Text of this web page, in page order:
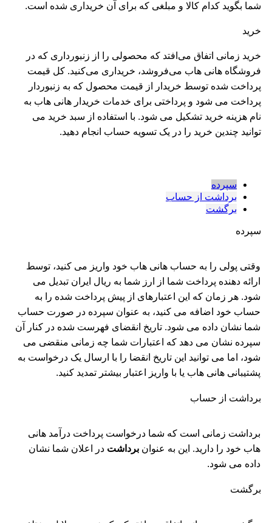
شما بگوید کدام کالا و مبلغی که برای آن خریداری شده است.
خرید
خرید زمانی اتفاق می‌افتد که محصولی را از زنبورداری که در
فروشگاه هانی هاب می‌فروشد، خریداری می‌کنید. کل قیمت
پرداخت شده توسط خریدار از قیمت محصول که به زنبوردار
پرداخت می شود و پرداختی برای خدمات خریدار هانی هاب به
نام هزینه خرید تشکیل می شود. با استفاده از سبد خرید می
توانید چندین خرید را در یک تسویه حساب انجام دهید.
سپرده
برداشت از حساب
برگشت
سپرده
وقتی پولی را به حساب هانی هاب خود واریز می کنید، توسط
ارائه دهنده پرداخت شما از ارز شما به ریال ایران تبدیل می
شود. هر زمان که این اعتبارهای از پیش پرداخت شده را به
حساب خود اضافه می کنید، به عنوان سپرده در صورت حساب
شما نشان داده می شود. تاریخ انقضای فهرست شده در کنار آن
سپرده نشان می دهد که اعتبارات شما چه زمانی منقضی می
شود، اما می توانید این تاریخ انقضا را با ارسال یک درخواست به
پشتیبانی هانی هاب یا با واریز اعتبار بیشتر تمدید کنید.
برداشت از حساب
برداشت زمانی است که شما درخواست پرداخت درآمد هانی
هاب خود را دارید. این به عنوان برداشت در اعلان شما نشان
داده می شود.
برگشت